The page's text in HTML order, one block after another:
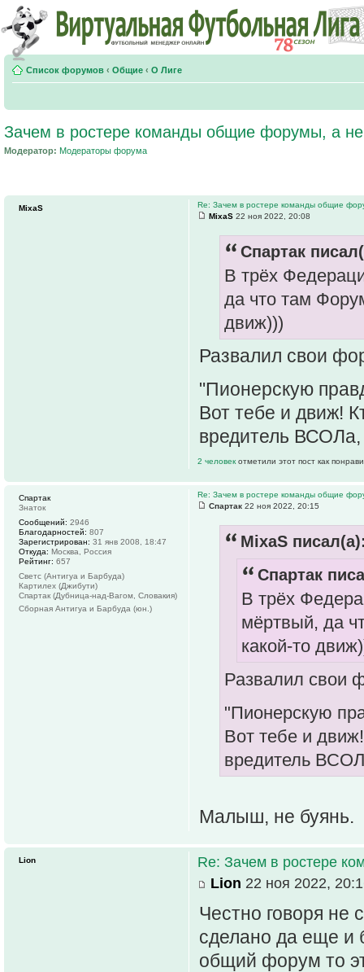
Список форумов ‹ Общие ‹ О Лиге
Зачем в ростере команды общие форумы, а
Модератор: Модераторы форума
Re: Зачем в ростере команды общие
MixaS 22 ноя 2022, 20:08
Спартак
В трëх
да что там
движ)))
Развалил свои
"Пионерскую
Вот тебе и движ!
вредитель ВСОЛа,
2 человек отметили этот пост как
MixaS
Re: Зачем в ростере команды общие
Спартак 22 ноя 2022, 20:15
MixaS
Спартак
В трëх
мёртвый, да
какой-то
Развалил свои
"Пионерскую
Вот тебе и
вредитель
Малыш, не буянь.
Спартак
Знаток
Сообщений: 2946
Благодарностей: 807
Зарегистрирован: 31 янв 2008, 18:47
Откуда: Москва, Россия
Рейтинг: 657
Светс (Антигуа и Барбуда)
Картилех (Джибути)
Спартак (Дубница-над-Вагом, Словакия)
Сборная Антигуа и Барбуда (юн.)
Re: Зачем в ростере
Lion 22 ноя 2022,
Честно говоря не
сделано да еще и
общий форум то
Lion